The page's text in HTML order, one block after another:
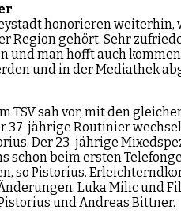
honorieren
gehört. Sehr
und man hofft auch
und in der Mediathek
sah vor, mit den
37-jährige Routinier
Der 23-jährige
schon beim ersten
so Pistorius.
Luka Milic und
und Andreas Bittner.